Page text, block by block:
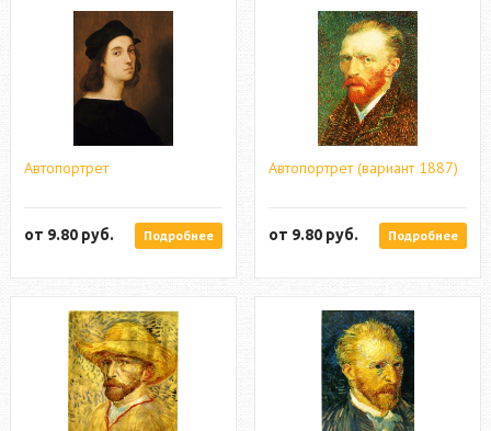
Автопортрет
от 9.80 руб. Подробнее
Автопортрет (вариант 1887)
от 9.80 руб. Подробнее